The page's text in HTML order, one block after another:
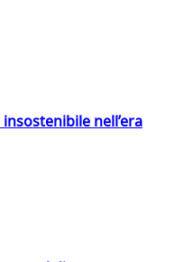
nell’era